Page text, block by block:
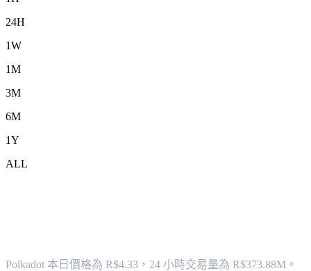
24H
1W
1M
3M
6M
1Y
ALL
Polkadot 本日價格為 R$4.33，24 小時交易量為 R$373.88M。